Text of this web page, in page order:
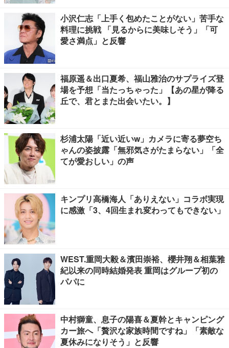
小沢仁志「上手く包めたことがない」苦手な
料理に挑戦 「見るからに美味しそう」「可
愛さ満点」と反響
福原遥＆出口夏希、福山雅治のサプライズ登
場を予想「当たっちゃった」【あの星が降る
丘で、君とまた出会いたい。】
杉浦太陽「近い近いw」カメラに寄る夢空ち
ゃんの姿披露「無邪気さがたまらない」「全
てが愛おしい」の声
キンプリ高橋海人「ありえない」コラボ実現
に感激「3、4回生まれ変わってもできない」
WEST.重岡大毅＆濱田崇裕、櫻井翔＆相葉雅
紀以来の同時結婚発表 重岡はグループ初の
パパに
中村獅童、息子の陽喜＆夏幹とキャンピング
カー旅へ「贅沢な家族時間ですね」「素敵な
夏休みになりそう」と反響